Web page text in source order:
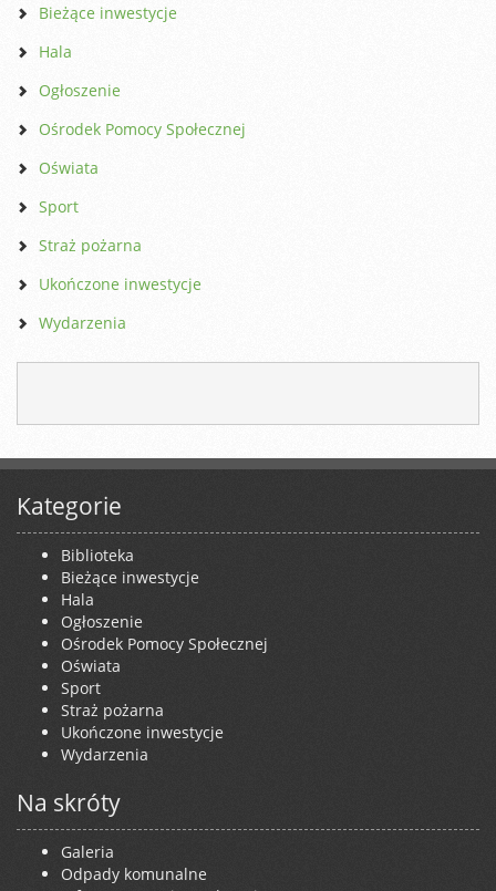
Bieżące inwestycje
Hala
Ogłoszenie
Ośrodek Pomocy Społecznej
Oświata
Sport
Straż pożarna
Ukończone inwestycje
Wydarzenia
Kategorie
Biblioteka
Bieżące inwestycje
Hala
Ogłoszenie
Ośrodek Pomocy Społecznej
Oświata
Sport
Straż pożarna
Ukończone inwestycje
Wydarzenia
Na skróty
Galeria
Odpady komunalne